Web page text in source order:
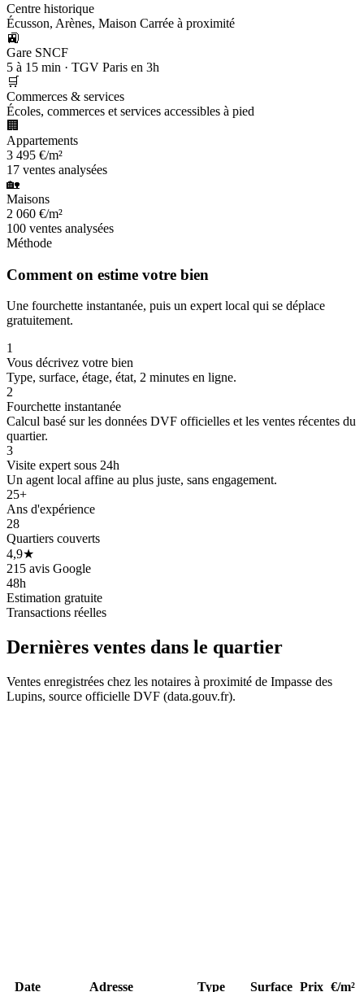
Centre historique
Écusson, Arènes, Maison Carrée à proximité
🚉
Gare SNCF
5 à 15 min · TGV Paris en 3h
🛒
Commerces & services
Écoles, commerces et services accessibles à pied
🏢
Appartements
3 495 €/m²
17 ventes analysées
🏡
Maisons
2 060 €/m²
100 ventes analysées
Méthode
Comment on estime votre bien
Une fourchette instantanée, puis un expert local qui se déplace
gratuitement.
1
Vous décrivez votre bien
Type, surface, étage, état, 2 minutes en ligne.
2
Fourchette instantanée
Calcul basé sur les données DVF officielles et les ventes récentes du
quartier.
3
Visite expert sous 24h
Un agent local affine au plus juste, sans engagement.
25+
Ans d'expérience
28
Quartiers couverts
4,9★
215 avis Google
48h
Estimation gratuite
Transactions réelles
Dernières ventes dans le quartier
Ventes enregistrées chez les notaires à proximité de Impasse des
Lupins, source officielle DVF (data.gouv.fr).
415 k€
Date Adresse Type Surface Prix €/m²